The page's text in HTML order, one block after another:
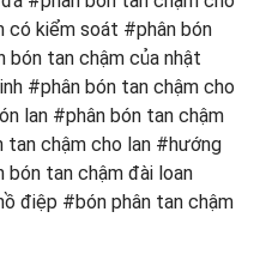
có kiểm soát #phân bón
bón tan chậm của nhật
#phân bón tan chậm cho
lan #phân bón tan chậm
tan chậm cho lan #hướng
bón tan chậm đài loan
điệp #bón phân tan chậm